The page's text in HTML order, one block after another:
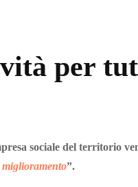
per
sociale del territorio
”.